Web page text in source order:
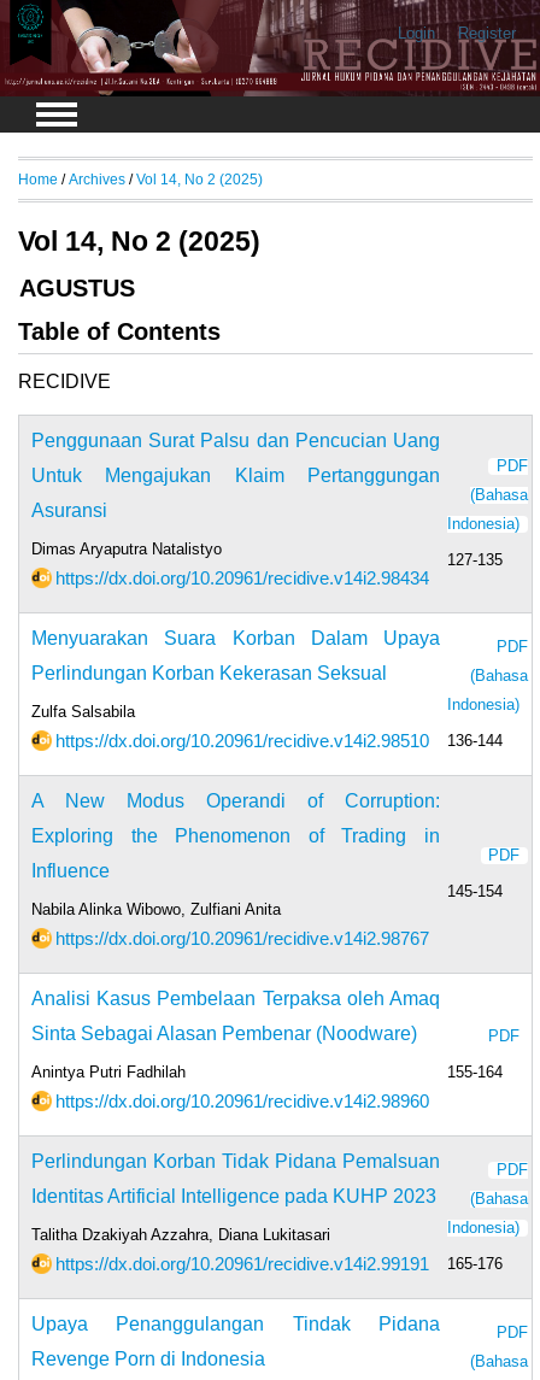
Login Register
Home /Archives /Vol 14, No 2 (2025)
Vol 14, No 2 (2025)
AGUSTUS
Table of Contents
RECIDIVE
Penggunaan Surat Palsu dan Pencucian Uang
Untuk Mengajukan Klaim Pertanggungan
Asuransi
Dimas Aryaputra Natalistyo
https://dx.doi.org/10.20961/recidive.v14i2.98434
PDF
(Bahasa
Indonesia)
127-135
Menyuarakan Suara Korban Dalam Upaya
Perlindungan Korban Kekerasan Seksual
Zulfa Salsabila
https://dx.doi.org/10.20961/recidive.v14i2.98510
PDF
(Bahasa
Indonesia)
136-144
A New Modus Operandi of Corruption:
Exploring the Phenomenon of Trading in
Influence
Nabila Alinka Wibowo, Zulfiani Anita
https://dx.doi.org/10.20961/recidive.v14i2.98767
PDF
145-154
Analisi Kasus Pembelaan Terpaksa oleh Amaq
Sinta Sebagai Alasan Pembenar (Noodware)
Anintya Putri Fadhilah
https://dx.doi.org/10.20961/recidive.v14i2.98960
PDF
155-164
Perlindungan Korban Tidak Pidana Pemalsuan
Identitas Artificial Intelligence pada KUHP 2023
Talitha Dzakiyah Azzahra, Diana Lukitasari
https://dx.doi.org/10.20961/recidive.v14i2.99191
PDF
(Bahasa
Indonesia)
165-176
Upaya Penanggulangan Tindak Pidana
Revenge Porn di Indonesia
PDF
(Bahasa